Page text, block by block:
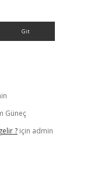
Güneç
? için admin